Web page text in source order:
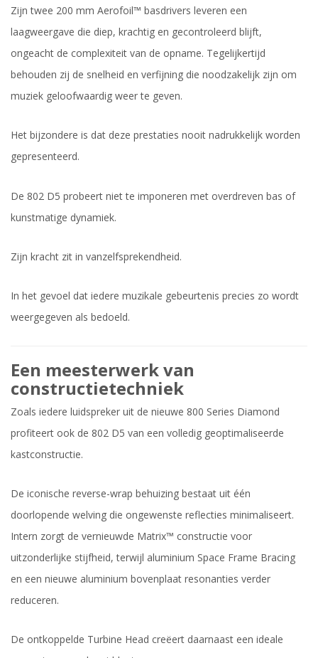
Zijn twee 200 mm Aerofoil™ basdrivers leveren een
laagweergave die diep, krachtig en gecontroleerd blijft,
ongeacht de complexiteit van de opname. Tegelijkertijd
behouden zij de snelheid en verfijning die noodzakelijk zijn om
muziek geloofwaardig weer te geven.
Het bijzondere is dat deze prestaties nooit nadrukkelijk worden
gepresenteerd.
De 802 D5 probeert niet te imponeren met overdreven bas of
kunstmatige dynamiek.
Zijn kracht zit in vanzelfsprekendheid.
In het gevoel dat iedere muzikale gebeurtenis precies zo wordt
weergegeven als bedoeld.
Een meesterwerk van
constructietechniek
Zoals iedere luidspreker uit de nieuwe 800 Series Diamond
profiteert ook de 802 D5 van een volledig geoptimaliseerde
kastconstructie.
De iconische reverse-wrap behuizing bestaat uit één
doorlopende welving die ongewenste reflecties minimaliseert.
Intern zorgt de vernieuwde Matrix™ constructie voor
uitzonderlijke stijfheid, terwijl aluminium Space Frame Bracing
en een nieuwe aluminium bovenplaat resonanties verder
reduceren.
De ontkoppelde Turbine Head creëert daarnaast een ideale